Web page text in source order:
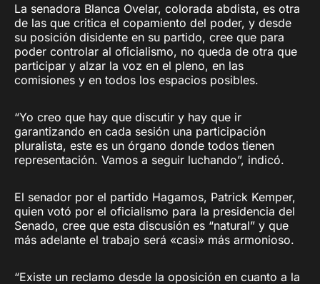
La senadora Blanca Ovelar, colorada abdista, es otra
de las que critica el copamiento del poder, y desde
su posición disidente en su partido, cree que para
poder controlar al oficialismo, no queda de otra que
participar y alzar la voz en el pleno, en las
comisiones y en todos los espacios posibles.
“Yo creo que hay que discutir y hay que ir
garantizando en cada sesión una participación
pluralista, este es un órgano donde todos tienen
representación. Vamos a seguir luchando”, indicó.
El senador por el partido Hagamos, Patrick Kemper,
quien votó por el oficialismo para la presidencia del
Senado, cree que esta discusión es “natural” y que
más adelante el trabajo será «casi» más armonioso.
“Existe un reclamo desde la oposición en cuanto a la